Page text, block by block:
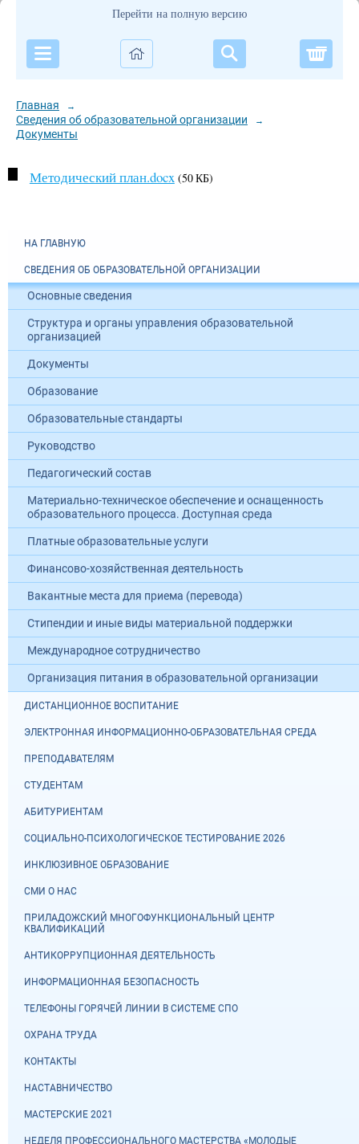
Перейти на полную версию
Главная →
Сведения об образовательной организации →
Документы
Методический план.docx (50 КБ)
НА ГЛАВНУЮ
СВЕДЕНИЯ ОБ ОБРАЗОВАТЕЛЬНОЙ ОРГАНИЗАЦИИ
Основные сведения
Структура и органы управления образовательной
организацией
Документы
Образование
Образовательные стандарты
Руководство
Педагогический состав
Материально-техническое обеспечение и оснащенность
образовательного процесса. Доступная среда
Платные образовательные услуги
Финансово-хозяйственная деятельность
Вакантные места для приема (перевода)
Стипендии и иные виды материальной поддержки
Международное сотрудничество
Организация питания в образовательной организации
ДИСТАНЦИОННОЕ ВОСПИТАНИЕ
ЭЛЕКТРОННАЯ ИНФОРМАЦИОННО-ОБРАЗОВАТЕЛЬНАЯ СРЕДА
ПРЕПОДАВАТЕЛЯМ
СТУДЕНТАМ
АБИТУРИЕНТАМ
СОЦИАЛЬНО-ПСИХОЛОГИЧЕСКОЕ ТЕСТИРОВАНИЕ 2026
ИНКЛЮЗИВНОЕ ОБРАЗОВАНИЕ
СМИ О НАС
ПРИЛАДОЖСКИЙ МНОГОФУНКЦИОНАЛЬНЫЙ ЦЕНТР
КВАЛИФИКАЦИЙ
АНТИКОРРУПЦИОННАЯ ДЕЯТЕЛЬНОСТЬ
ИНФОРМАЦИОННАЯ БЕЗОПАСНОСТЬ
ТЕЛЕФОНЫ ГОРЯЧЕЙ ЛИНИИ В СИСТЕМЕ СПО
ОХРАНА ТРУДА
КОНТАКТЫ
НАСТАВНИЧЕСТВО
МАСТЕРСКИЕ 2021
НЕДЕЛЯ ПРОФЕССИОНАЛЬНОГО МАСТЕРСТВА «МОЛОДЫЕ